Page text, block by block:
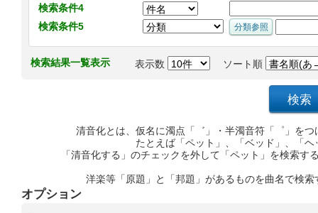
検索条件4
検索条件5
検索結果一覧表示 表示数 ソート順
清音化とは、仮名に濁点「゛」・半濁音符「゜」を
たとえば「ペット」、「ベッド」、「
「清音化する」のチェックを外して「ペット」を検索
洋楽等「原題」と「邦題」があるものを曲名で検
オプション